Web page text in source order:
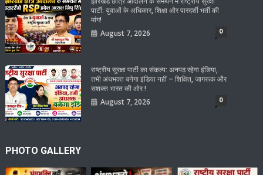
पार्टी: युवाओं के अधिकार, शिक्षा और पारदर्शी भर्ती की
मांग!
August 7, 2026 0
राष्ट्रीय सुरक्षा पार्टी का संकल्प: अनपढ़ रहेगा इंडिया,
तभी अंधभक्त बनेगा इंडिया नहीं – शिक्षित, जागरूक और
सशक्त भारत की ओर !
August 7, 2026 0
PHOTO GALLERY